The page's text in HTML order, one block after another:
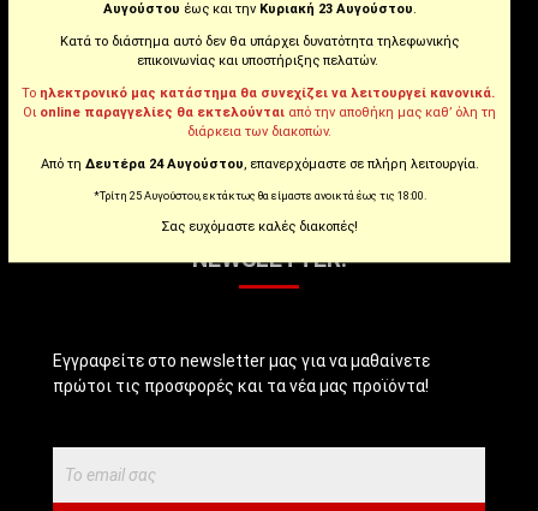
Instagram
Youtube
Tiktok
NEWSLETTER!
Εγγραφείτε στο newsletter μας για να μαθαίνετε
πρώτοι τις προσφορές και τα νέα μας προϊόντα!
Αυγούστου έως και τηνΚυριακή 23 Αυγούστου.
Κατά το διάστημα αυτό δεν θα υπάρχει δυνατότητα τηλεφωνικής
επικοινωνίας και υποστήριξης πελατών.
Το ηλεκτρονικό μας κατάστημα θα συνεχίζει να λειτουργεί κανονικά.
Οι online παραγγελίες θα εκτελούνται από την αποθήκη μας καθ’ όλη τη
διάρκεια των διακοπών.
Από τη Δευτέρα 24 Αυγούστου, επανερχόμαστε σε πλήρη λειτουργία.
*Τρίτη 25 Αυγούστου, εκτάκτως θα είμαστε ανοικτά έως τις 18:00.
Σας ευχόμαστε καλές διακοπές!